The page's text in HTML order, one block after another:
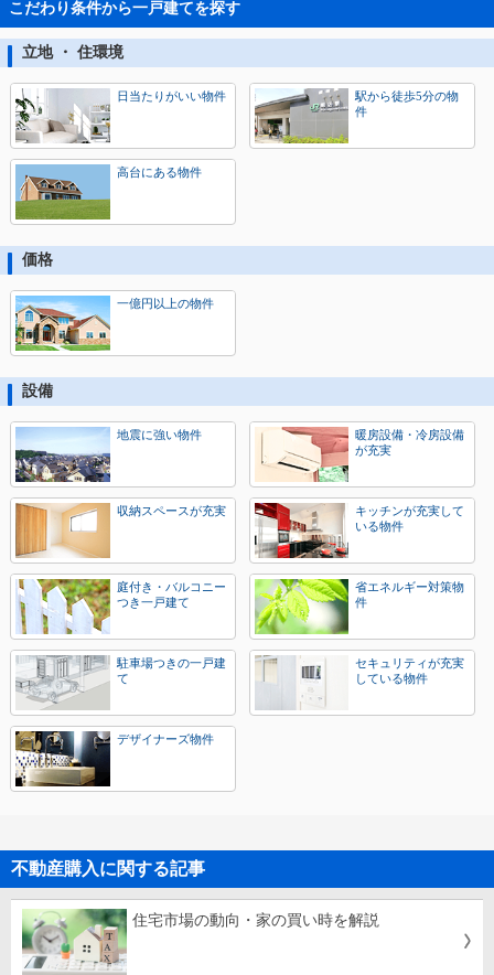
こだわり条件から一戸建てを探す
立地 ・ 住環境
日当たりがいい物件
駅から徒歩5分の物
件
高台にある物件
価格
一億円以上の物件
設備
地震に強い物件
暖房設備・冷房設備
が充実
収納スペースが充実
キッチンが充実して
いる物件
庭付き・バルコニー
つき一戸建て
省エネルギー対策物
件
駐車場つきの一戸建
て
セキュリティが充実
している物件
デザイナーズ物件
不動産購入に関する記事
住宅市場の動向・家の買い時を解説